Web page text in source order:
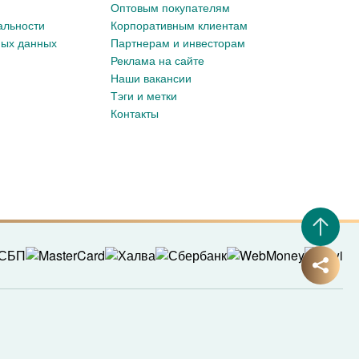
данных
Оптовым покупателям
Корпоративным клиентам
Партнерам и инвесторам
Реклама на сайте
Наши вакансии
Тэги и метки
Контакты